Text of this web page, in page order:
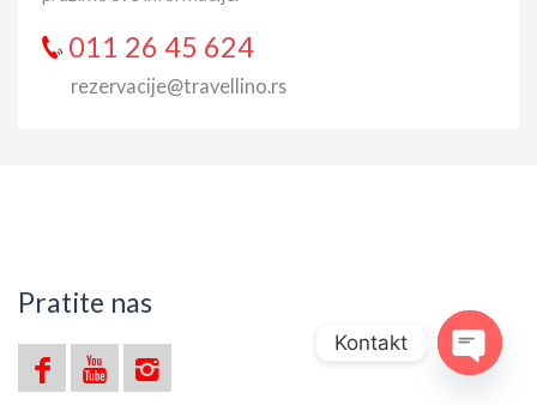
011 26 45 624
rezervacije@travellino.rs
Pratite nas
Kontakt